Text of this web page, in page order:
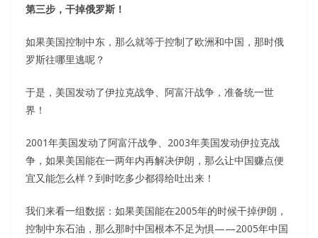
第三步，干掉俄罗斯！
如果美国控制中东，那么就等于控制了欧洲和中国，那时俄
罗斯往哪里逃呢？
于是，美国发动了伊拉克战争、阿富汗战争，准备统一世
界！
2001年美国发动了阿富汗战争、2003年美国发动伊拉克战
争，如果美国能在一两年内再解决伊朗，那么让中国赚点便
宜又能怎么样？到时吃多少都得给吐出来！
我们来看一组数据：如果美国能在2005年的时候干掉伊朗，
控制中东石油，那么那时中国根本不足为惧——2005年中国